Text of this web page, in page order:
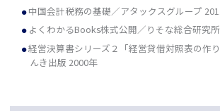
中国会計税務の基礎／アタックスグループ
よくわかるBooks株式公開／りそな総合研究
経営決算書シリーズ２「経営貸借対照表の作
んき出版 2000年